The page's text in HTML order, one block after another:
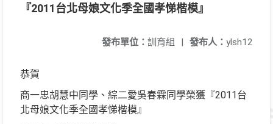
『2011台北母娘文化季全國孝悌楷模』
發布人： ylsh12
發布單位： 訓育組 |
恭賀
商一忠胡慧中同學、綜二愛吳春霖同學榮獲『2011台
北母娘文化季全國孝悌楷模』